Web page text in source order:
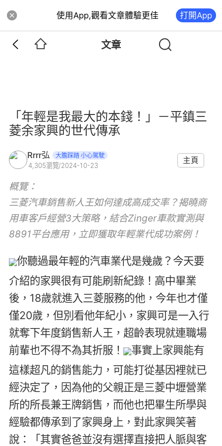
使用App,觀看文章體驗更佳 打開App
文章
「年輕是我最大的本錢！」－平鎮三
菱余家興的世代傳承
Rrrr弘 大膽踩踏 小心駕駛
4,305瀏覽/2024-10-23
主頁
概覽：
三菱汽車銷售新人王如何達成高成交率？揭曉商
用車客戶經營3大策略，結合Zinger車款實測與
8891平台應用，立即獲取年輕業代成功案例！
你聽過最年輕的汽車業代是幾歲？今天要
介紹的家興很有可能刷新紀錄！高中畢業
後，18歲就進入三菱服務的他，今年也才僅
僅20歲，但別看他年紀小，家興可是一入行
就奪下年度銷售新人王，超齡表現就連職場
前輩也不得不為其折服！
事實上家興能有
這樣超凡的銷售能力，可能打從基因裡就已
經決定了，因為他的父親正是三菱中壢營業
所的所長兼王牌銷售，而他也把畢生所學與
經驗都傳承到了家興身上，對此家興笑著
說：「其實爸爸並沒有選擇直接把人脈與客